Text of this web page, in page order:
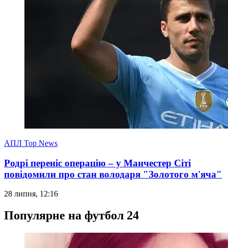
АПЛ Top News
Родрі переніс операцію – у Манчестер Сіті
повідомили про стан володаря "Золотого м'яча"
28 липня, 12:16
Популярне на футбол 24